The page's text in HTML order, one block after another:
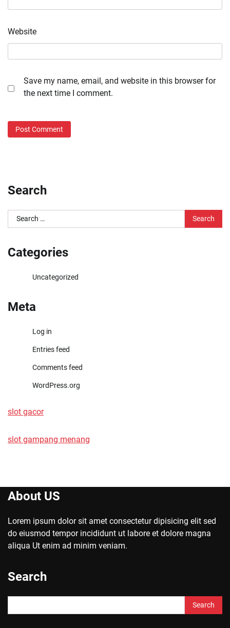
Website
Save my name, email, and website in this browser for
the next time I comment.
Search
Search
for:
Categories
Uncategorized
Meta
Log in
Entries feed
Comments feed
WordPress.org
slot gacor
slot gampang menang
About US
Lorem ipsum dolor sit amet consectetur dipisicing elit sed
do eiusmod tempor incididunt ut labore et dolore magna
aliqua Ut enim ad minim veniam.
Search
for: